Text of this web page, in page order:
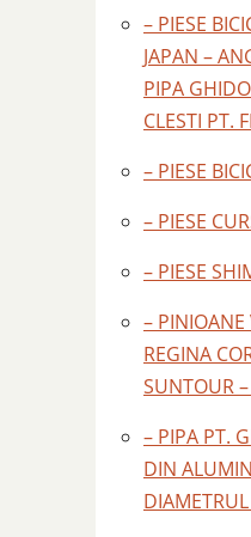
– PIESE
JAPAN –
PIPA
CLESTI PT.
– PIESE
– PIESE
– PIESE
– PINIOANE
REGINA
SUNTOUR –
– PIPA PT.
DIN